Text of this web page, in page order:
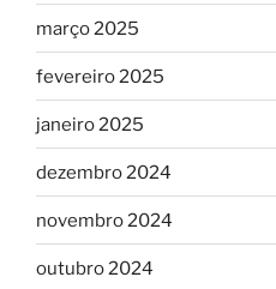
março 2025
fevereiro 2025
janeiro 2025
dezembro 2024
novembro 2024
outubro 2024